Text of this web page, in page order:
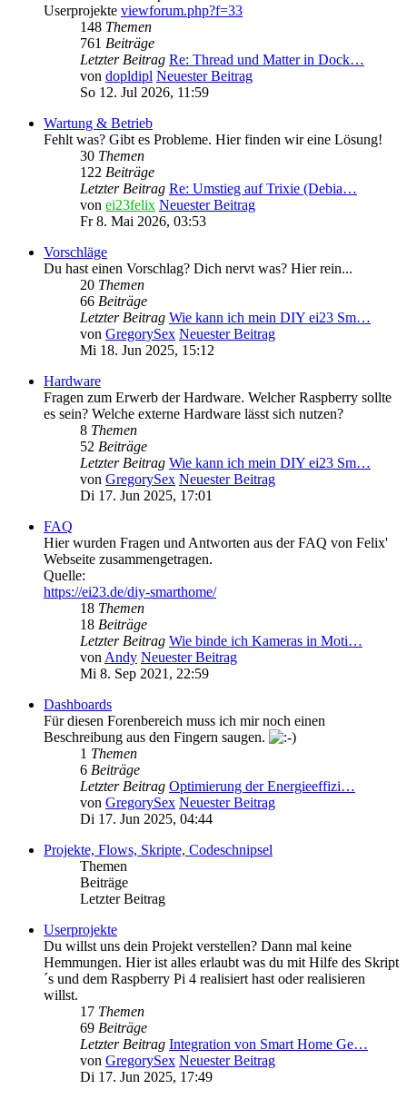
Userprojekte viewforum.php?f=33
148 Themen
761 Beiträge
Letzter Beitrag Re: Thread und Matter in Dock…
von dopldipl Neuester Beitrag
So 12. Jul 2026, 11:59
Wartung & Betrieb
Fehlt was? Gibt es Probleme. Hier finden wir eine Lösung!
30 Themen
122 Beiträge
Letzter Beitrag Re: Umstieg auf Trixie (Debia…
von ei23felix Neuester Beitrag
Fr 8. Mai 2026, 03:53
Vorschläge
Du hast einen Vorschlag? Dich nervt was? Hier rein...
20 Themen
66 Beiträge
Letzter Beitrag Wie kann ich mein DIY ei23 Sm…
von GregorySex Neuester Beitrag
Mi 18. Jun 2025, 15:12
Hardware
Fragen zum Erwerb der Hardware. Welcher Raspberry sollte
es sein? Welche externe Hardware lässt sich nutzen?
8 Themen
52 Beiträge
Letzter Beitrag Wie kann ich mein DIY ei23 Sm…
von GregorySex Neuester Beitrag
Di 17. Jun 2025, 17:01
FAQ
Hier wurden Fragen und Antworten aus der FAQ von Felix'
Webseite zusammengetragen.
Quelle:
https://ei23.de/diy-smarthome/
18 Themen
18 Beiträge
Letzter Beitrag Wie binde ich Kameras in Moti…
vonAndy Neuester Beitrag
Mi 8. Sep 2021, 22:59
Dashboards
Für diesen Forenbereich muss ich mir noch einen
Beschreibung aus den Fingern saugen.
1 Themen
6 Beiträge
Letzter Beitrag Optimierung der Energieeffizi…
von GregorySex Neuester Beitrag
Di 17. Jun 2025, 04:44
Projekte, Flows, Skripte, Codeschnipsel
Themen
Beiträge
Letzter Beitrag
Userprojekte
Du willst uns dein Projekt verstellen? Dann mal keine
Hemmungen. Hier ist alles erlaubt was du mit Hilfe des Skript
´s und dem Raspberry Pi 4 realisiert hast oder realisieren
willst.
17 Themen
69 Beiträge
Letzter Beitrag Integration von Smart Home Ge…
von GregorySex Neuester Beitrag
Di 17. Jun 2025, 17:49